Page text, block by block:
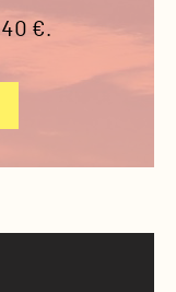
€.